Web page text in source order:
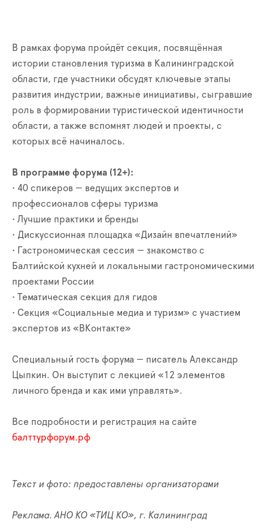
В рамках форума пройдёт секция, посвящённая
истории становления туризма в Калининградской
области, где участники обсудят ключевые этапы
развития индустрии, важные инициативы, сыгравшие
роль в формировании туристической идентичности
области, а также вспомнят людей и проекты, с
которых всё начиналось.
В программе форума (12+):
• 40 спикеров — ведущих экспертов и
профессионалов сферы туризма
• Лучшие практики и бренды
• Дискуссионная площадка «Дизайн впечатлений»
• Гастрономическая сессия — знакомство с
Балтийской кухней и локальными гастрономическими
проектами России
• Тематическая секция для гидов
• Секция «Социальные медиа и туризм» с участием
экспертов из «ВКонтакте»
Специальный гость форума — писатель Александр
Цыпкин. Он выступит с лекцией «12 элементов
личного бренда и как ими управлять».
Все подробности и регистрация на сайте
балттурфорум.рф
Текст и фото: предоставлены организаторами
Реклама. АНО КО «ТИЦ КО», г. Калининград